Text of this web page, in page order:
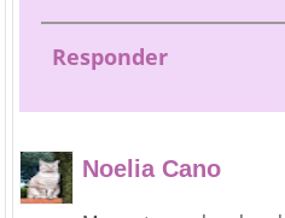
Responder
Noelia Cano